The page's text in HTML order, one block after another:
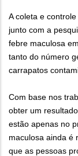
A coleta e
junto com a
febre maculosa
tanto do número
carrapatos
Com base nos
obter um
estão apenas no
maculosa ainda é
que as pessoas